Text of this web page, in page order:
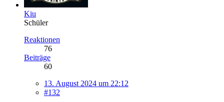
Kiu
Schüler
Reaktionen
76
Beiträge
60
13. August 2024 um 22:12
#132